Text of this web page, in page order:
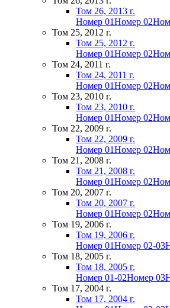
Том 26, 2013 г.
Номер 01Номер 02
Том 25, 2012 г.
Том 25, 2012 г.
Номер 01Номер 02
Том 24, 2011 г.
Том 24, 2011 г.
Номер 01Номер 02
Том 23, 2010 г.
Том 23, 2010 г.
Номер 01Номер 02
Том 22, 2009 г.
Том 22, 2009 г.
Номер 01Номер 02
Том 21, 2008 г.
Том 21, 2008 г.
Номер 01Номер 02
Том 20, 2007 г.
Том 20, 2007 г.
Номер 01Номер 02
Том 19, 2006 г.
Том 19, 2006 г.
Номер 01Номер 02-03
Том 18, 2005 г.
Том 18, 2005 г.
Номер 01-02Номер 03
Том 17, 2004 г.
Том 17, 2004 г.